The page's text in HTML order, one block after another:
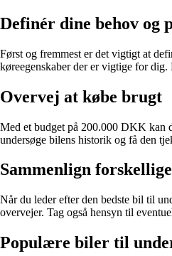
Definér dine behov og
Først og fremmest er det vigtigt at
køreegenskaber der er vigtige for
Overvej at købe brugt
Med et budget på 200.000 DKK kan
undersøge bilens historik og få den
Sammenlign
Når du leder efter den bedste bil til
overvejer. Tag også hensyn til
Populære biler til